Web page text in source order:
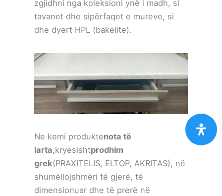
zgjidhni nga koleksioni ynë i madh, si
tavanet dhe sipërfaqet e mureve, si
dhe dyert HPL (bakelite).
Ne kemi produktenota të
larta,kryesishtprodhim
grek(PRAXITELIS, ELTOP, AKRITAS), në
shumëllojshmëri të gjerë, të
dimensionuar dhe të prerë në